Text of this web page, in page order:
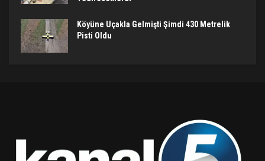
Köyüne Uçakla Gelmişti Şimdi 430 Metrelik
Pisti Oldu